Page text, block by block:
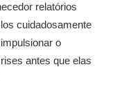
relatórios
cuidadosamente
o
antes que elas